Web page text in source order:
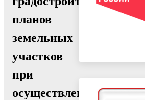
планов
земельных
участков
при
осуществлении